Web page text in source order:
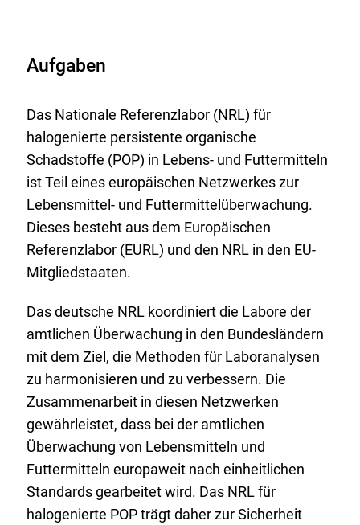
Aufgaben
Das Nationale Referenzlabor (NRL) für
halogenierte persistente organische
Schadstoffe (POP) in Lebens- und Futtermitteln
ist Teil eines europäischen Netzwerkes zur
Lebensmittel- und Futtermittelüberwachung.
Dieses besteht aus dem Europäischen
Referenzlabor (EURL) und den NRL in den EU-
Mitgliedstaaten.
Das deutsche NRL koordiniert die Labore der
amtlichen Überwachung in den Bundesländern
mit dem Ziel, die Methoden für Laboranalysen
zu harmonisieren und zu verbessern. Die
Zusammenarbeit in diesen Netzwerken
gewährleistet, dass bei der amtlichen
Überwachung von Lebensmitteln und
Futtermitteln europaweit nach einheitlichen
Standards gearbeitet wird. Das NRL für
halogenierte POP trägt daher zur Sicherheit